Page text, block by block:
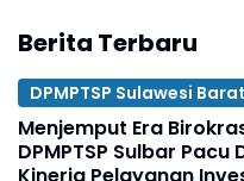
Berita Terbaru
DPMPTSP Sulawesi Barat
Menjemput Era
DPMPTSP Sulbar Pacu